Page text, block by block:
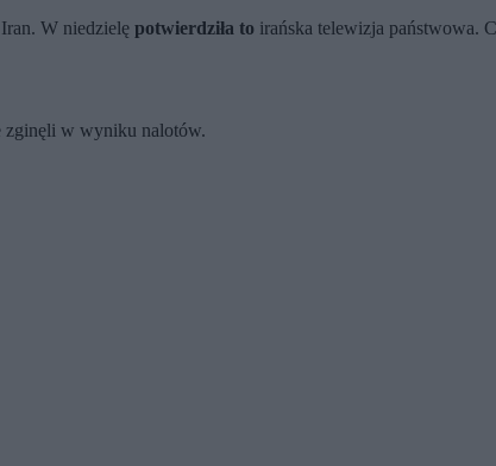
W niedzielę potwierdziła to irańska telewizja państwowa.
zginęli w wyniku nalotów.